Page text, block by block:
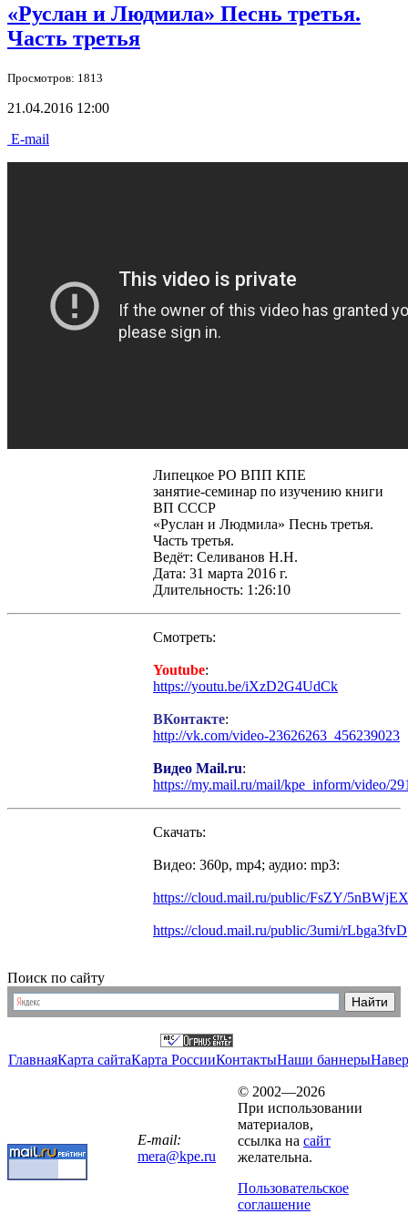
«Руслан и Людмила» Песнь третья.
Часть третья
Просмотров: 1813
21.04.2016 12:00
E-mail
Липецкое РО ВПП КПЕ
занятие-семинар по изучению книги
ВП СССР
«Руслан и Людмила» Песнь третья.
Часть третья.
Ведёт: Селиванов Н.Н.
Дата: 31 марта 2016 г.
Длительность: 1:26:10
Смотреть:
Youtube:
https://youtu.be/iXzD2G4UdCk
ВКонтакте:
http://vk.com/video-23626263_456239023
Видео Mail.ru:
https://my.mail.ru/mail/kpe_inform/video/
Скачать:
Видео: 360p, mp4; аудио: mp3:
https://cloud.mail.ru/public/FsZY/
https://cloud.mail.ru/public/3umi/rLbga3fvD
Поиск по сайту
ГлавнаяКарта сайтаКарта РоссииКонтактыНаши баннеры
E-mail:
mera@kpe.ru
© 2002—2026
При использовании
материалов,
ссылка на сайт
желательна.
Пользовательское
соглашение